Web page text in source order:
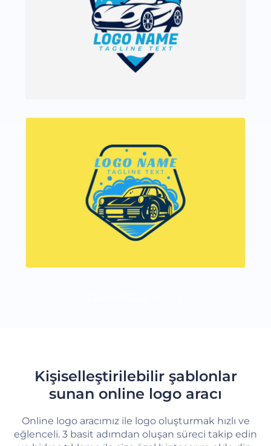
Kişiselleştirilebilir şablonlar
sunan online logo aracı
Online logo aracımız ile logo oluşturmak hızlı ve
eğlenceli. 3 basit adımdan oluşan süreci takip edin